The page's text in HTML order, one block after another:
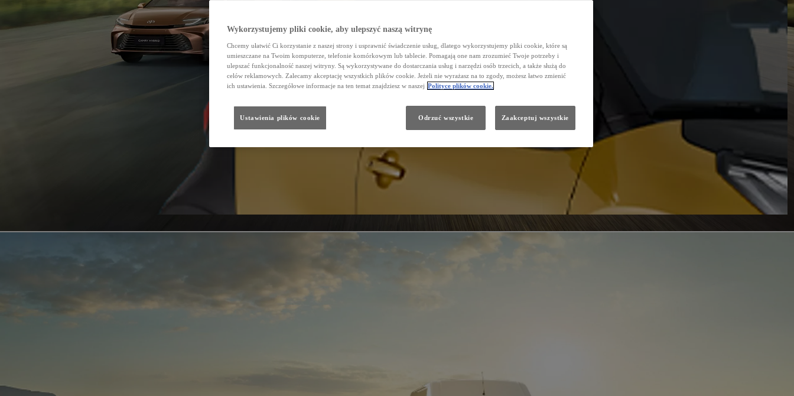
Wykorzystujemy pliki cookie, aby ulepszyć naszą witrynę
Chcemy ułatwić Ci korzystanie z naszej strony i usprawnić świadczenie usług, dlatego wykorzystujemy pliki cookie, które są
umieszczane na Twoim komputerze, telefonie komórkowym lub tablecie. Pomagają one nam zrozumieć Twoje potrzeby i
ulepszać funkcjonalność naszej witryny. Są wykorzystywane do dostarczania usług i narzędzi osób trzecich, a także służą do
celów reklamowych. Zalecamy akceptację wszystkich plików cookie. Jeżeli nie wyrażasz na to zgody, możesz łatwo zmienić
ich ustawienia. Szczegółowe informacje na ten temat znajdziesz w naszej Polityce plików cookie.
Odrzuć wszystkie Zaakceptuj wszystkie
Ustawienia plików cookie